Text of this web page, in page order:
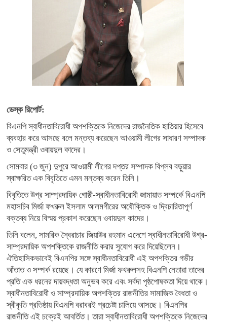
ডেস্ক রিপোর্ট:
বিএনপি স্বাধীনতাবিরোধী অপশক্তিকে নিজেদের রাজনৈতিক হাতিয়ার হিসেবে
ব্যবহার করে আসছে বলে মন্তব্য করেছেন আওয়ামী লীগের সাধারণ সম্পাদক
ও সেতুমন্ত্রী ওবায়দুল কাদের।
সোমবার (৩ জুন) দুপুরে আওয়ামী লীগের দপ্তর সম্পাদক বিপ্লব বড়ুয়ার
স্বাক্ষরিত এক বিবৃতিতে এমন মন্তব্য করেন তিনি।
বিবৃতিতে উগ্র সাম্প্রদায়িক গোষ্ঠী-স্বাধীনতাবিরোধী জামায়াত সম্পর্কে বিএনপি
মহাসচিব মির্জা ফখরুল ইসলাম আলমগীরের অযৌক্তিক ও দ্বিচারিতাপূর্ণ
বক্তব্য নিয়ে বিস্ময় প্রকাশ করেছেন ওবায়দুল কাদের।
তিনি বলেন, সামরিক স্বৈরাচার জিয়াউর রহমান এদেশে স্বাধীনতাবিরোধী উগ্র-
সাম্প্রদায়িক অপশক্তিকে রাজনীতি করার সুযোগ করে দিয়েছিলেন।
ঐতিহাসিকভাবেই বিএনপির সঙ্গে স্বাধীনতাবিরোধী এই অপশক্তির গভীর
আঁতাত ও সম্পর্ক রয়েছে। যে কারণে মির্জা ফখরুলসহ বিএনপি নেতারা তাদের
প্রতি এক ধরনের দায়বদ্ধতা অনুভব করে এবং সর্বদা পৃষ্ঠপোষকতা দিয়ে থাকে।
স্বাধীনতাবিরোধী ও সাম্প্রদায়িক অপশক্তির রাজনীতির সামাজিক বৈধতা ও
স্বীকৃতি প্রতিষ্ঠায় বিএনপি বরাবরই প্রচেষ্টা চালিয়ে আসছে। বিএনপির
রাজনীতি এই চক্রেই আবর্তিত। তারা স্বাধীনতাবিরোধী অপশক্তিকে নিজেদের